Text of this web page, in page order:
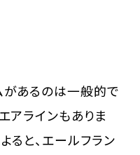
あるのは一般的で
アラインもありま
ると、エールフラン